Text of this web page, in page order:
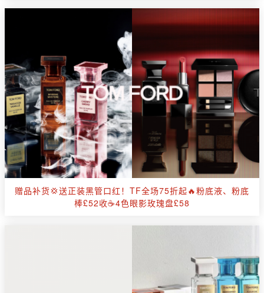
赠品补货💢送正装黑管口红！TF全场75折起🔥粉底液、粉底
棒£52收☕4色眼影玫瑰盘£58